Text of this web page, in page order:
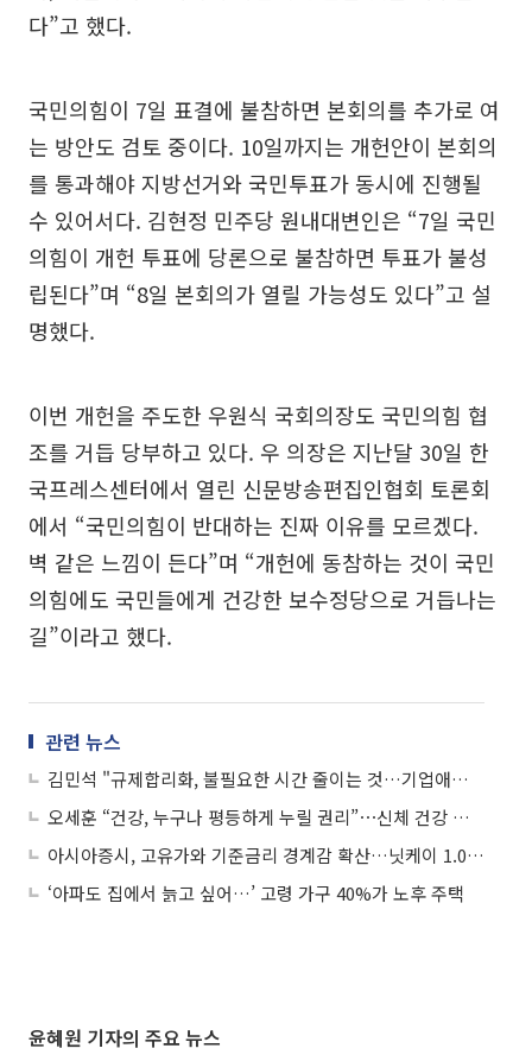
다”고 했다.
국민의힘이 7일 표결에 불참하면 본회의를 추가로 여
는 방안도 검토 중이다. 10일까지는 개헌안이 본회의
를 통과해야 지방선거와 국민투표가 동시에 진행될
수 있어서다. 김현정 민주당 원내대변인은 “7일 국민
의힘이 개헌 투표에 당론으로 불참하면 투표가 불성
립된다”며 “8일 본회의가 열릴 가능성도 있다”고 설
명했다.
이번 개헌을 주도한 우원식 국회의장도 국민의힘 협
조를 거듭 당부하고 있다. 우 의장은 지난달 30일 한
국프레스센터에서 열린 신문방송편집인협회 토론회
에서 “국민의힘이 반대하는 진짜 이유를 모르겠다.
벽 같은 느낌이 든다”며 “개헌에 동참하는 것이 국민
의힘에도 국민들에게 건강한 보수정당으로 거듭나는
길”이라고 했다.
관련 뉴스
김민석 "규제합리화, 불필요한 시간 줄이는 것…기업애로 듣고 풀겠다”
오세훈 “건강, 누구나 평등하게 누릴 권리”⋯신체 건강 이어 마음 체력 공약 발표
아시아증시, 고유가와 기준금리 경계감 확산…닛케이 1.06%↓
‘아파도 집에서 늙고 싶어…’ 고령 가구 40%가 노후 주택
윤혜원 기자의 주요 뉴스